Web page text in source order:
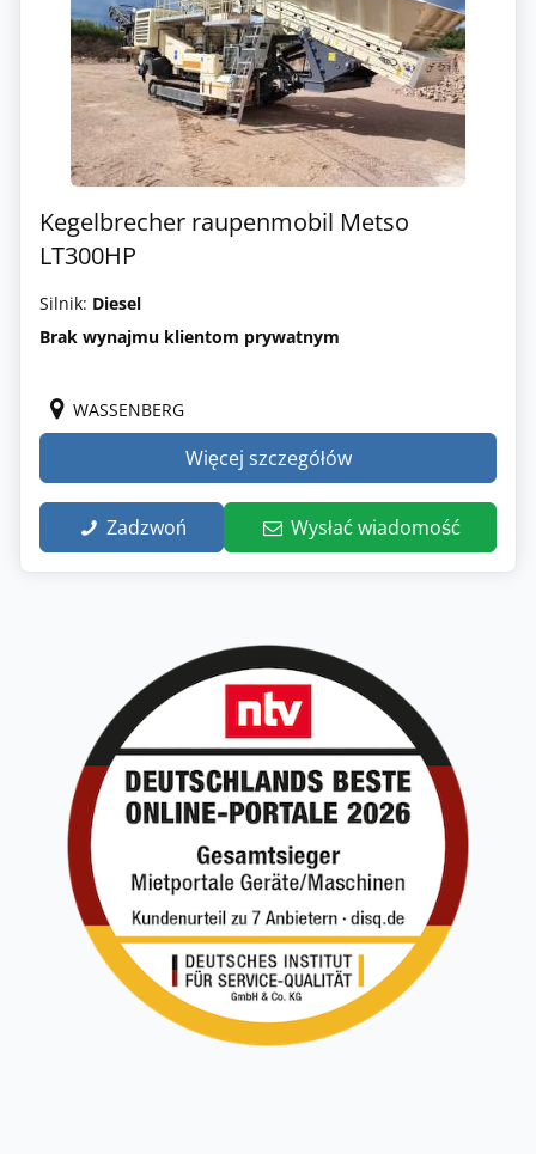
Kegelbrecher raupenmobil Metso
LT300HP
Silnik: Diesel
Brak wynajmu klientom prywatnym
WASSENBERG
Więcej szczegółów
Zadzwoń Wysłać wiadomość